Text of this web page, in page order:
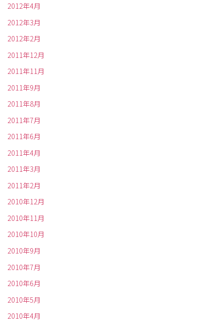
2012年4月
2012年3月
2012年2月
2011年12月
2011年11月
2011年9月
2011年8月
2011年7月
2011年6月
2011年4月
2011年3月
2011年2月
2010年12月
2010年11月
2010年10月
2010年9月
2010年7月
2010年6月
2010年5月
2010年4月